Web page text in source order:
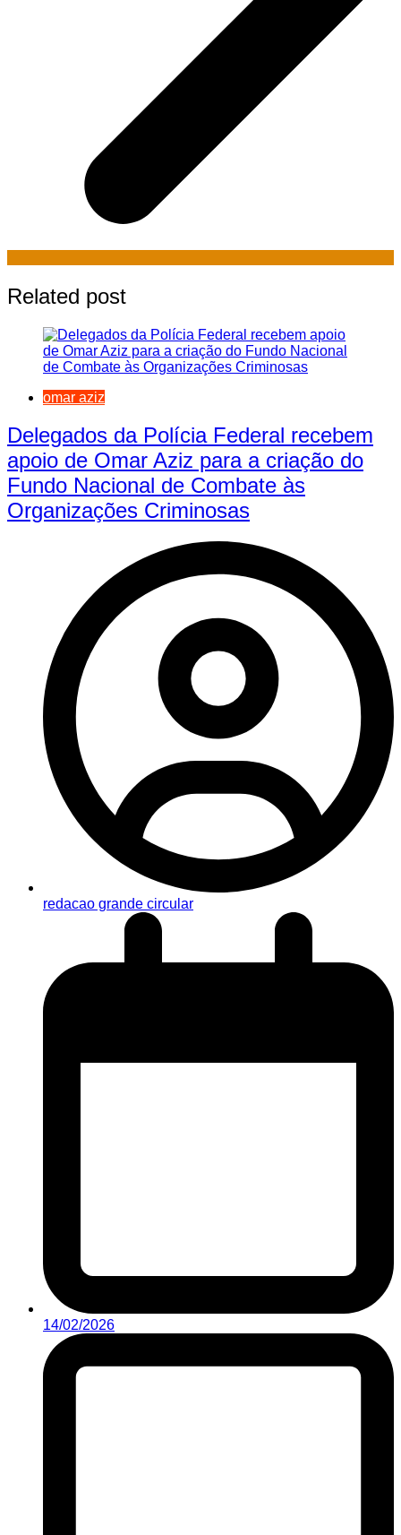
Related post
omar aziz
Delegados da Polícia Federal recebem
apoio de Omar Aziz para a criação do
Fundo Nacional de Combate às
Organizações Criminosas
redacao grande circular
14/02/2026